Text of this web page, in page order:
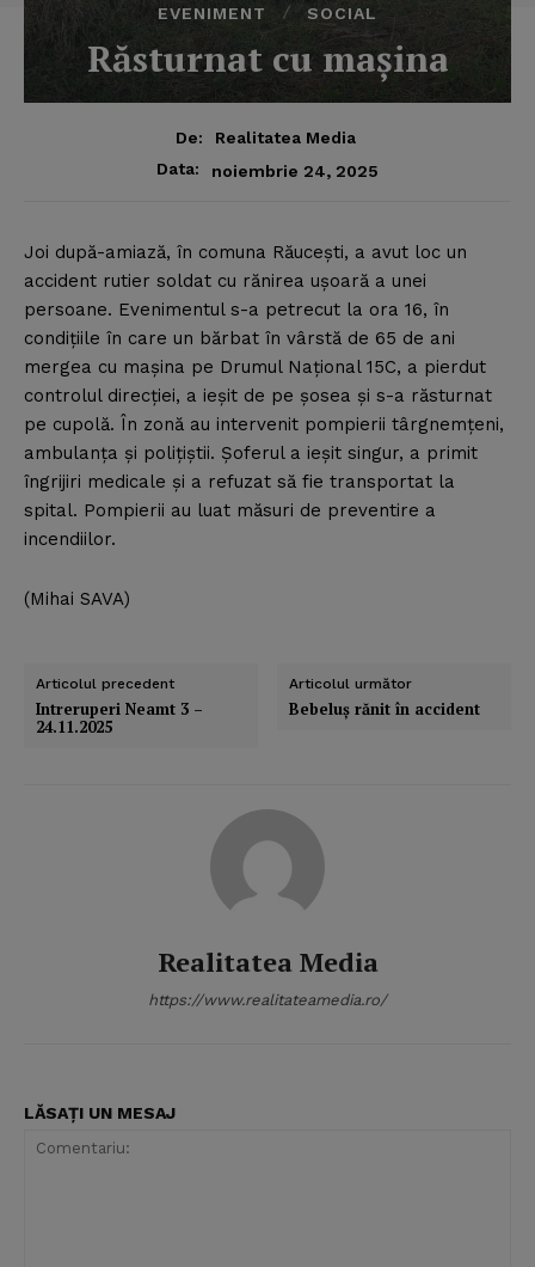
EVENIMENT SOCIAL
Răsturnat cu maşina
De:
Realitatea Media
Data:
noiembrie 24, 2025
Joi după-amiază, în comuna Răuceşti, a avut loc un
accident rutier soldat cu rănirea uşoară a unei
persoane. Evenimentul s-a petrecut la ora 16, în
condiţiile în care un bărbat în vârstă de 65 de ani
mergea cu maşina pe Drumul Naţional 15C, a pierdut
controlul direcţiei, a ieşit de pe şosea şi s-a răsturnat
pe cupolă. În zonă au intervenit pompierii târgnemţeni,
ambulanţa şi poliţiştii. Şoferul a ieşit singur, a primit
îngrijiri medicale şi a refuzat să fie transportat la
spital. Pompierii au luat măsuri de preventire a
incendiilor.
(Mihai SAVA)
Articolul precedent
Intreruperi Neamt 3 –
24.11.2025
Articolul următor
Bebeluş rănit în accident
Realitatea Media
https://www.realitateamedia.ro/
LĂSAȚI UN MESAJ